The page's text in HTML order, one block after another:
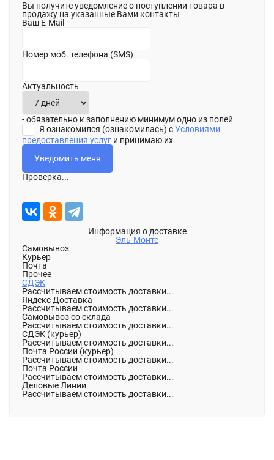
Вы получите уведомление о поступлении товара в
продажу на указанные Вами контакты
Ваш E-Mail
Номер моб. телефона (SMS)
Актуальность
- обязательно к заполнению минимум одно из полей
Я ознакомился (ознакомилась) сУсловиями
предоставления услуг и принимаю их
Проверка...
Информация о доставке
Эль-Монте
Самовывоз
Курьер
Почта
Прочее
СДЭК
Рассчитываем стоимость доставки...
Яндекс Доставка
Рассчитываем стоимость доставки...
Самовывоз со склада
Рассчитываем стоимость доставки...
СДЭК (курьер)
Рассчитываем стоимость доставки...
Почта России (курьер)
Рассчитываем стоимость доставки...
Почта России
Рассчитываем стоимость доставки...
Деловые Линии
Рассчитываем стоимость доставки...